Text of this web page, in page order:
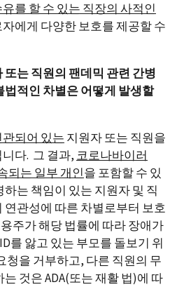
를 할 수 있는 직장의 사적인
에게 다양한 보호를 제공할 수
는 직원의 팬데믹 관련 간병
법적인 차별은 어떻게 발생할
관되어 있는 지원자 또는 직원을
다. 그 결과, 코로나바이러
되는 일부 개인을 포함할 수 있
는 책임이 있는 지원자 및 직
연관성에 따른 차별로부터 보호
주가 해당 법률에 따라 장애가
를 앓고 있는 부모를 돌보기 위
청을 거부하고, 다른 직원의 무
것은 ADA(또는 재활 법)에 따